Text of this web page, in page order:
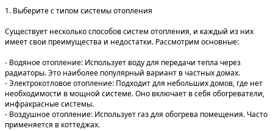
1. Выберите с типом системы отопления
Существует несколько способов систем отопления, и каждый из них
имеет свои преимущества и недостатки. Рассмотрим основные:
- Водяное отопление: Использует воду для передачи тепла через
радиаторы. Это наиболее популярный вариант в частных домах.
- Электрокотловое отопление: Подходит для небольших домов, где нет
необходимости в мощной системе. Оно включает в себя обогреватели,
инфракрасные системы.
- Воздушное отопление: Использует газ для обогрева помещения. Часто
применяется в коттеджах.